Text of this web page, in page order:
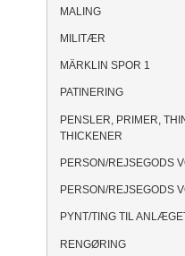
MALING
MILITÆR
MÄRKLIN SPOR 1
PATINERING
PENSLER, PRIMER,
THICKENER
PERSON/REJSEGODS
PERSON/REJSEGODS
PYNT/TING TIL
RENGØRING